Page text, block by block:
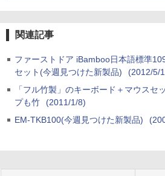
関連記事
ファーストドア iBamboo日本語標準
セット(今週見つけた新製品)
(2012/5/
「フル竹製」のキーボード＋マウスセ
プも竹
(2011/1/8)
EM-TKB100(今週見つけた新製品)